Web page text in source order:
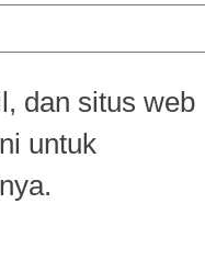
dan situs web
untuk